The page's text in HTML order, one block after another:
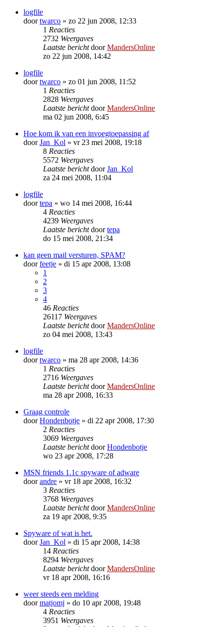
logfile
doortwarco » zo 22 jun 2008, 12:33
1 Reacties
2732 Weergaves
Laatste berichtdoorMandersOnline
zo 22 jun 2008, 14:42
logfile
doortwarco » zo 01 jun 2008, 11:52
1 Reacties
2828 Weergaves
Laatste berichtdoorMandersOnline
ma 02 jun 2008, 6:45
Hoe kom ik van een invoegtoepassing af
doorJan_Kol » vr 23 mei 2008, 19:18
8 Reacties
5572 Weergaves
Laatste berichtdoorJan_Kol
za 24 mei 2008, 11:04
logfile
doortepa » wo 14 mei 2008, 16:44
4 Reacties
4239 Weergaves
Laatste berichtdoortepa
do 15 mei 2008, 21:34
kan geen mail versturen, SPAM?
doorfeetje » di 15 apr 2008, 13:08
1
2
3
4
46 Reacties
26117 Weergaves
Laatste berichtdoorMandersOnline
zo 04 mei 2008, 13:43
logfile
doortwarco » ma 28 apr 2008, 14:36
1 Reacties
2716 Weergaves
Laatste berichtdoorMandersOnline
ma 28 apr 2008, 16:33
Graag controle
doorHondenbotje » di 22 apr 2008, 17:30
2 Reacties
3069 Weergaves
Laatste berichtdoorHondenbotje
wo 23 apr 2008, 17:28
MSN friends 1.1c spyware of adware
doorandre » vr 18 apr 2008, 16:32
3 Reacties
3768 Weergaves
Laatste berichtdoorMandersOnline
za 19 apr 2008, 9:35
Spyware of wat is het.
doorJan_Kol » di 15 apr 2008, 14:38
14 Reacties
8294 Weergaves
Laatste berichtdoorMandersOnline
vr 18 apr 2008, 16:16
weer steeds een melding
doormatjomj » do 10 apr 2008, 19:48
4 Reacties
3951 Weergaves